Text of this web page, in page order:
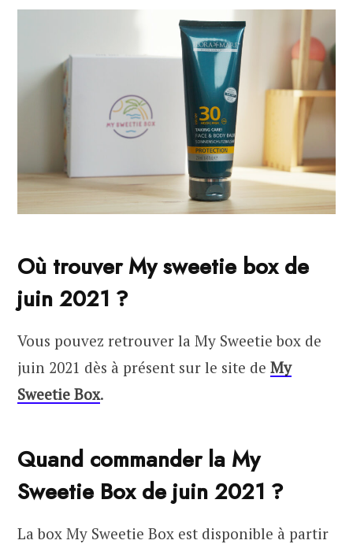
Où trouver My sweetie box de
juin 2021 ?
Vous pouvez retrouver la My Sweetie box de
juin 2021 dès à présent sur le site de My
Sweetie Box.
Quand commander la My
Sweetie Box de juin 2021 ?
La box My Sweetie Box est disponible à partir